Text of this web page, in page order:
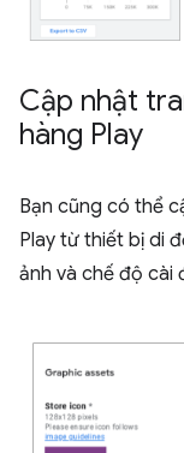
Cập nhật
hàng Play
Bạn cũng có thể
Play từ thiết bị di
ảnh và chế độ cài